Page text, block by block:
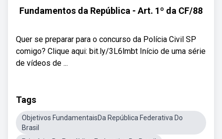
Fundamentos da República - Art. 1º da CF/88
Quer se preparar para o concurso da Polícia Civil SP
comigo? Clique aqui: bit.ly/3L6lmbt Início de uma série
de vídeos de ...
Tags
Objetivos FundamentaisDa República Federativa Do
Brasil